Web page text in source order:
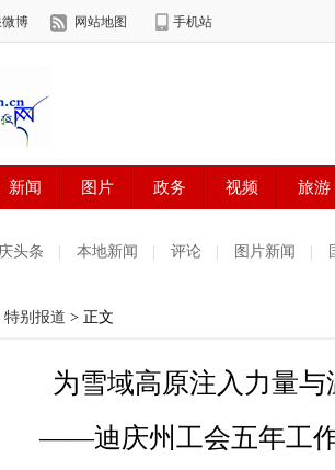
头条 本地新闻 评论 图片新闻
特别报道 > 正文
为雪域高原注入力量与
——迪庆州工会五年工